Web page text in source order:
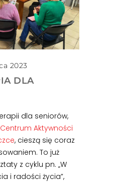
2023
DLA
dla seniorów,
Centrum Aktywności
, cieszą się coraz
To już
z cyklu pn. „W
i radości życia”,